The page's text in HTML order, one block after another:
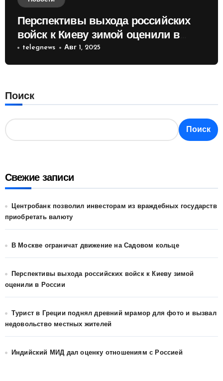
Перспективы выхода российских
войск к Киеву зимой оценили в
России
telegnews Авг 1, 2025
Поиск
Поиск
Свежие записи
Центробанк позволил инвесторам из враждебных государств
приобретать валюту
В Москве ограничат движение на Садовом кольце
Перспективы выхода российских войск к Киеву зимой
оценили в России
Турист в Греции поднял древний мрамор для фото и вызвал
недовольство местных жителей
Индийский МИД дал оценку отношениям с Россией